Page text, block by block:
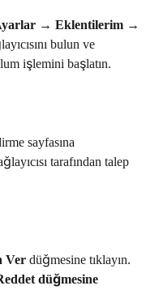
→ Eklentilerim →
bulun ve
işlemini başlatın.
sayfasına
tarafından talep
Ver düğmesine tıklayın.
düğmesine